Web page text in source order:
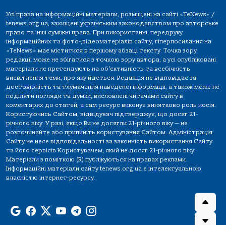
Усі права на інформаційні матеріали, розміщені на сайті «TeNews» /
tenews.org.ua, захищені українським законодавством про авторське
право та інші суміжні права. При використанні, передруку
інформаційних та фото-,відеоматеріалів сайту, гіперпосилання на
«TeNews» має міститися в першому абзаці тексту. Точка зору
редакції може не збігатися з точкою зору автора, а усі опубліковані
матеріали не претендують на об'єктивність та всебічність
висвітлення теми, про яку йдеться. Редакція не відповідає за
достовірність та тлумачення наведеної інформації, а також може не
поділяти погляди та думки, висловлені читачами сайту в
коментарях до статей, а сам ресурс виконує винятково роль носія.
Користуючись Сайтом, відвідувач підтверджує, що досяг 21-
річного віку. У разі, якщо Ви не досягли 21-річного віку — не
розпочинайте або припиніть користування Сайтом. Адміністрація
Сайту не несе відповідальності за законність використання Сайту
та його сервісів Користувачем, який не досяг 21-річного віку.
Матеріали з поміткою (R) публікуються на правах реклами.
Інформаційні матеріали сайту tenews.org.ua є інтелектуальною
власністю інтернет-ресурсу.